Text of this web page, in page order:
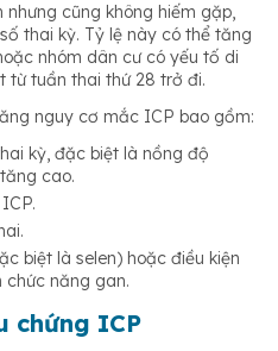
nhưng cũng không hiếm gặp,
thai kỳ. Tỷ lệ này có thể tăng
nhóm dân cư có yếu tố di
từ tuần thai thứ 28 trở đi.
nguy cơ mắc ICP bao gồm:
kỳ, đặc biệt là nồng độ
cao.
biệt là selen) hoặc điều kiện
chức năng gan.
chứng ICP